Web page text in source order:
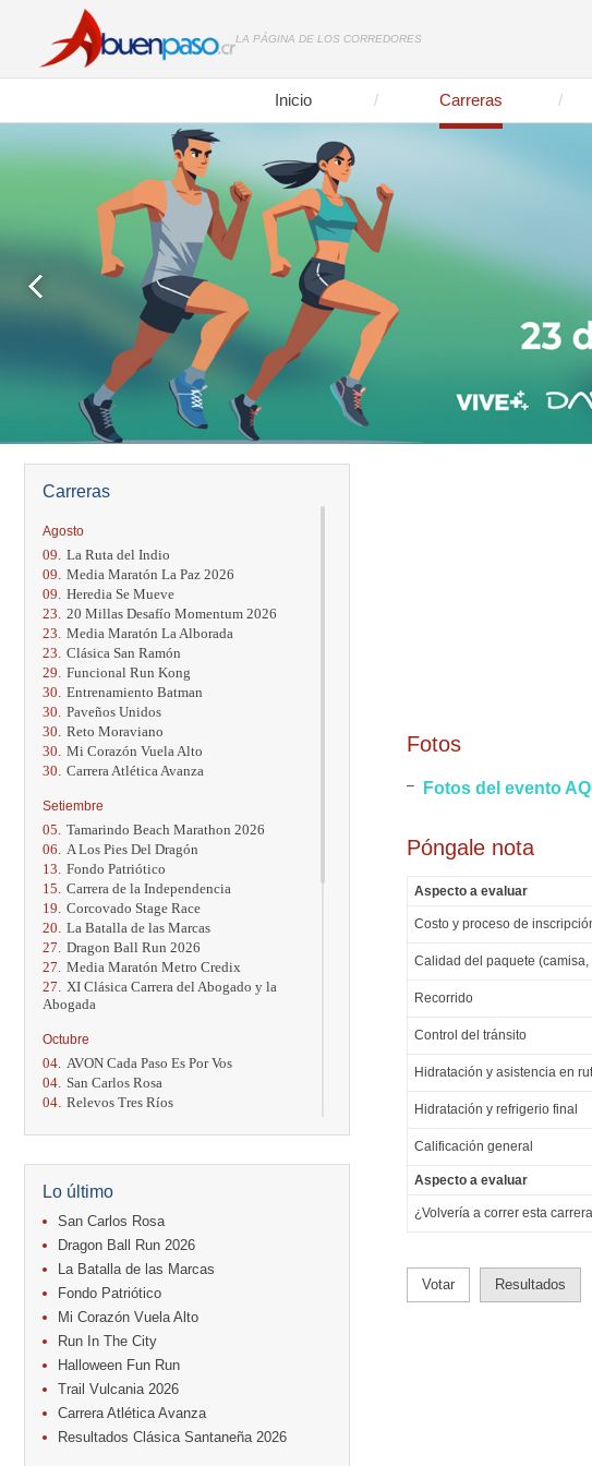
LA PÁGINA DE LOS CORREDORES
Inicio Carreras
Carreras
Agosto
09. La Ruta del Indio
09. Media Maratón La Paz 2026
09. Heredia Se Mueve
23. 20 Millas Desafío Momentum 2026
23. Media Maratón La Alborada
23. Clásica San Ramón
29. Funcional Run Kong
30. Entrenamiento Batman
30. Paveños Unidos
30. Reto Moraviano
30. Mi Corazón Vuela Alto
30. Carrera Atlética Avanza
Setiembre
05. Tamarindo Beach Marathon 2026
06.
A Los Pies Del Dragón
13. Fondo Patriótico
15. Carrera de la Independencia
19. Corcovado Stage Race
20. La Batalla de las Marcas
27. Dragon Ball Run 2026
27. Media Maratón Metro Credix
27.
XI Clásica Carrera del Abogado y la
Abogada
Octubre
04. AVON Cada Paso Es Por Vos
04. San Carlos Rosa
04. Relevos Tres Ríos
17. Caribe Paradise Run
Casa Turire Trail Run
18. Warriors Run Circuit
18. Samsung Jacó Beach Half Marathon
2026
KRun by Under Armour
25. Run Alajuela
31. Halloween Fun Run
15. Entre Pan y Rosas
Diciembre
06. Trail Vulcania 2026
Lo último
San Carlos Rosa
Dragon Ball Run 2026
La Batalla de las Marcas
Fondo Patriótico
Mi Corazón Vuela Alto
Run In The City
Halloween Fun Run
Trail Vulcania 2026
Carrera Atlética Avanza
Resultados Clásica Santaneña 2026
Fotos
Fotos del evento
Póngale nota
Aspecto a evaluar
Costo y proceso de
Calidad del paquete (camisa,
Recorrido
Control del tránsito
Hidratación y asistencia en
Hidratación y refrigerio final
Calificación general
Aspecto a evaluar
¿Volvería a correr esta
Votar Resultados